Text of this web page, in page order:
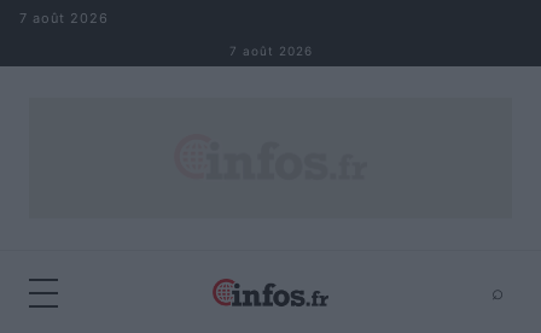
Aller au contenu
7 août 2026
7 août 2026
⌕